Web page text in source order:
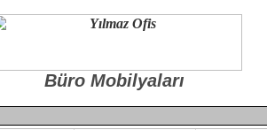
Büro Mobilyaları